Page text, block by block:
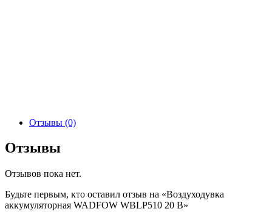
Отзывы (0)
Отзывы
Отзывов пока нет.
Будьте первым, кто оставил отзыв на «Воздуходувка
аккумуляторная WADFOW WBLP510 20 В»